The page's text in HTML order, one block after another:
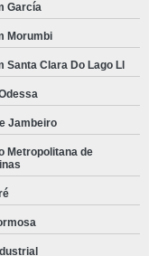
García
Morumbi
Santa Clara Do Lago Ll
Jambeiro
Metropolitana de